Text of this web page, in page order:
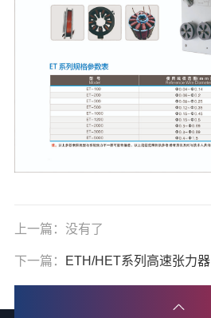
上一篇：没有了
下一篇： ETH/HET系列高速张力器